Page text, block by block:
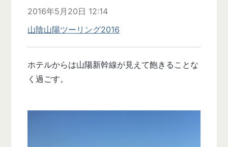
2016年5月20日 12:14
山陰山陽ツーリング2016
ホテルからは山陽新幹線が見えて飽きることな
く過ごす。